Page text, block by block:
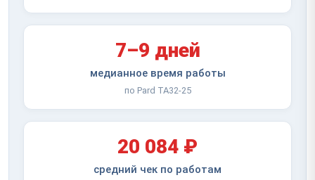
7–9 дней
медианное время работы
по Pard TA32-25
20 084 ₽
средний чек по работам